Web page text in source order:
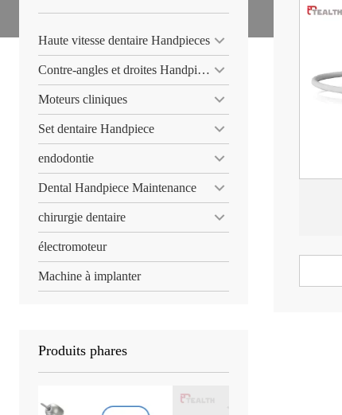
Haute vitesse dentaire Handpieces
Contre-angles et droites Handpiece
Moteurs cliniques
Set dentaire Handpiece
endodontie
Dental Handpiece Maintenance
chirurgie dentaire
électromoteur
Machine à implanter
Produits phares